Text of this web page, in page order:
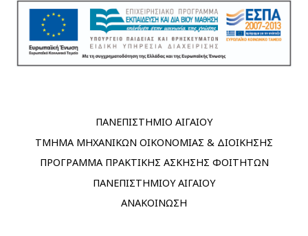
ΠΑΝΕΠΙΣΤΗΜΙΟ ΑΙΓΑΙΟΥ
ΤΜΗΜΑ ΜΗΧΑΝΙΚΩΝ ΟΙΚΟΝΟΜΙΑΣ & ΔΙΟΙΚΗΣΗΣ
ΠΡΟΓΡΑΜΜΑ ΠΡΑΚΤΙΚΗΣ ΑΣΚΗΣΗΣ ΦΟΙΤΗΤΩΝ
ΠΑΝΕΠΙΣΤΗΜΙΟΥ ΑΙΓΑΙΟΥ
ΑΝΑΚΟΙΝΩΣΗ